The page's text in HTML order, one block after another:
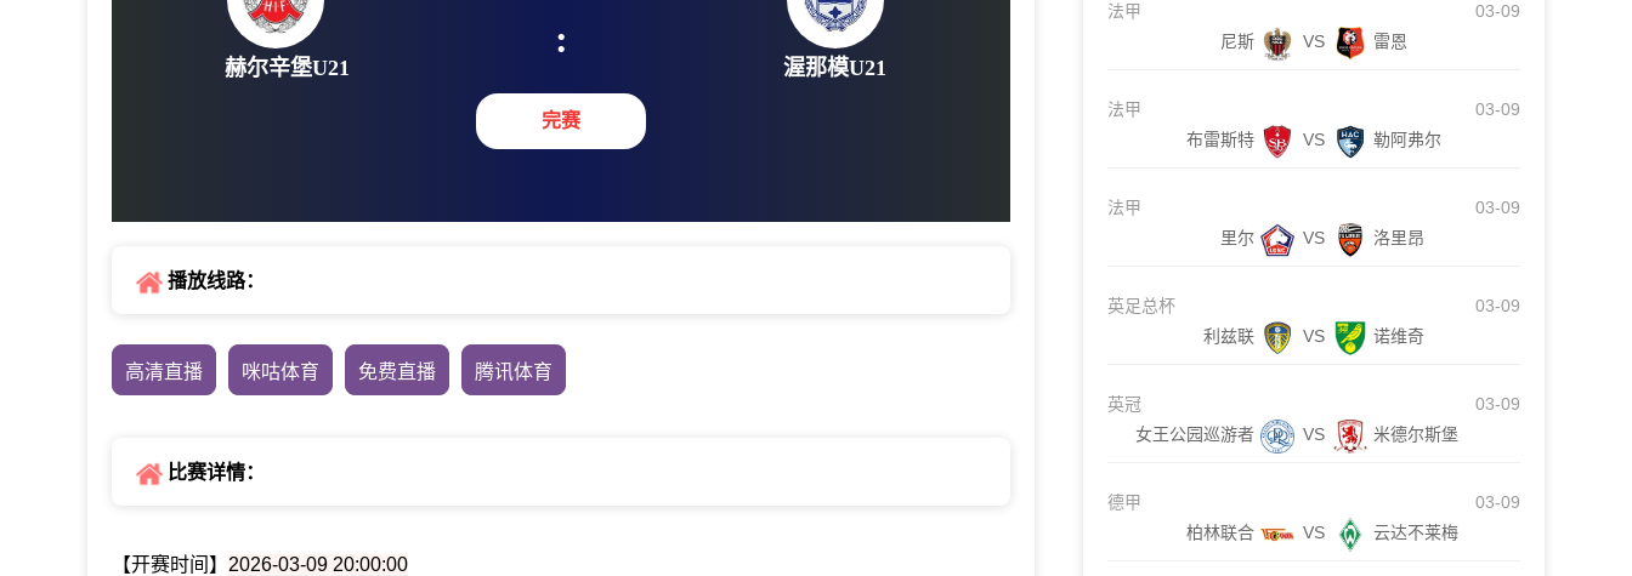
赫尔辛堡U21
:
完赛
渥那模U21
播放线路：
高清直播 咪咕体育 免费直播 腾讯体育
比赛详情：
【开赛时间】 2026-03-09 20:00:00
法甲
03-09
尼斯
VS 雷恩
法甲
03-09
布雷斯特
VS 勒阿弗尔
法甲
03-09
里尔
VS 洛里昂
英足总杯
03-09
利兹联
VS 诺维奇
英冠
03-09
女王公园巡游者
VS 米德尔斯堡
德甲
03-09
柏林联合
VS 云达不莱梅